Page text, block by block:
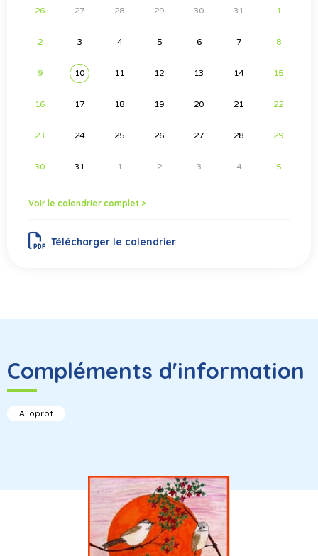
26 27 28 29 30 31 1
2 3 4 5 6 7 8
9 10 11 12 13 14 15
16 17 18 19 20 21 22
23 24 25 26 27 28 29
30 31 1 2 3 4 5
Voir le calendrier complet >
Télécharger le calendrier
Compléments d'information
Alloprof